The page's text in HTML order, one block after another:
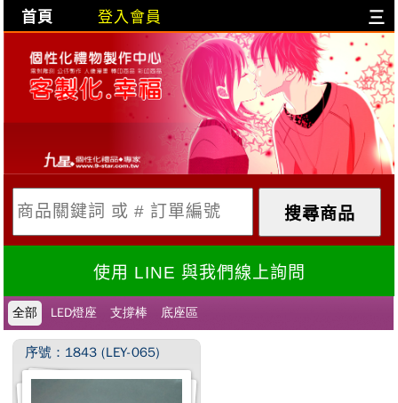
首頁 登入會員 三
購物車內容:
目前購物車是空的!
X
使用 LINE 與我們線上詢問